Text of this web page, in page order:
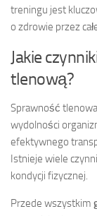
treningu jest
o zdrowie przez
Jakie
tlenową?
Sprawność
wydolności
efektywnego
Istnieje wiele
kondycji fizycznej.
Przede wszystkim